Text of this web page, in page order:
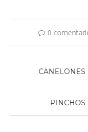
0
PINCHOS